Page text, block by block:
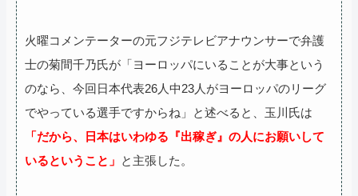
火曜コメンテーターの元フジテレビアナウンサーで弁護
士の菊間千乃氏が「ヨーロッパにいることが大事という
のなら、今回日本代表26人中23人がヨーロッパのリーグ
でやっている選手ですからね」と述べると、玉川氏は
「だから、日本はいわゆる『出稼ぎ』の人にお願いして
いるということ」 と主張した。